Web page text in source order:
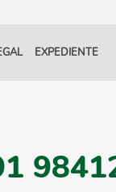
EXPEDIENTE